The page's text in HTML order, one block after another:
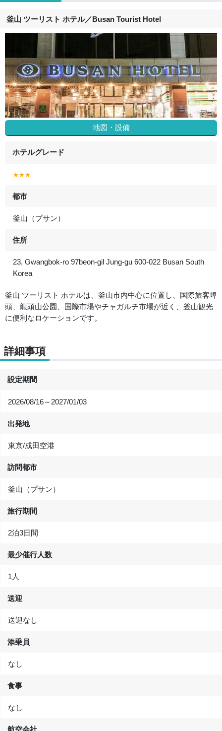
釜山 ツーリスト ホテル／Busan Tourist Hotel
地図・設備
ホテルグレード
★★★
都市
釜山（プサン）
住所
23, Gwangbok-ro 97beon-gil Jung-gu 600-022 Busan South
Korea
釜山 ツーリスト ホテルは、釜山市内中心に位置し、国際旅客埠
頭、龍頭山公園、国際市場やチャガルチ市場が近く、釜山観光
に便利なロケーションです。
詳細事項
設定期間
2026/08/16～2027/01/03
出発地
東京/成田空港
訪問都市
釜山（プサン）
旅行期間
2泊3日間
最少催行人数
1人
送迎
送迎なし
添乗員
なし
食事
なし
航空会社